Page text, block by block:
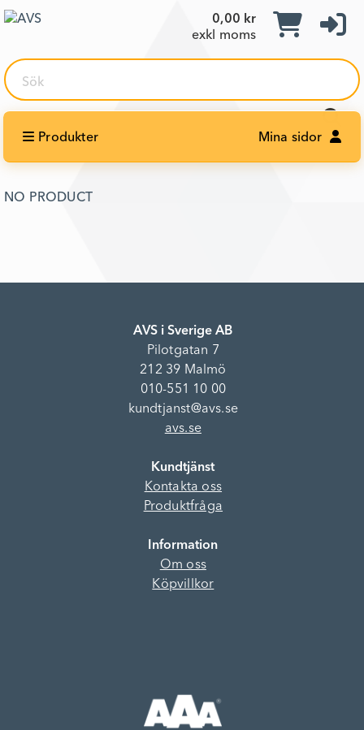
0,00 kr
exkl moms
Sök
Produkter Mina sidor
NO PRODUCT
AVS i Sverige AB
Pilotgatan 7
212 39 Malmö
010-551 10 00
kundtjanst@avs.se
avs.se
Kundtjänst
Kontakta oss
Produktfråga
Information
Om oss
Köpvillkor